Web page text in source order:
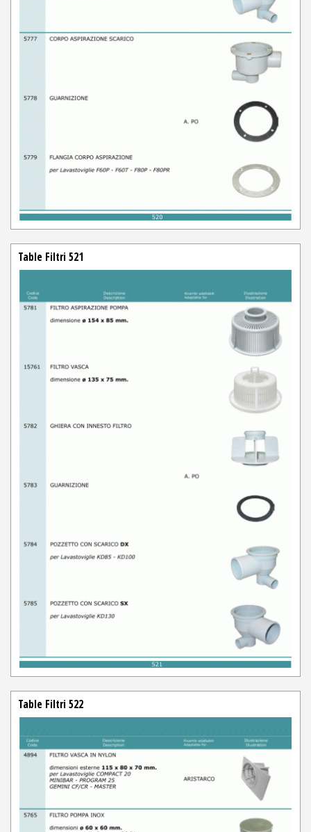
Table Filtri 521
Table Filtri 522